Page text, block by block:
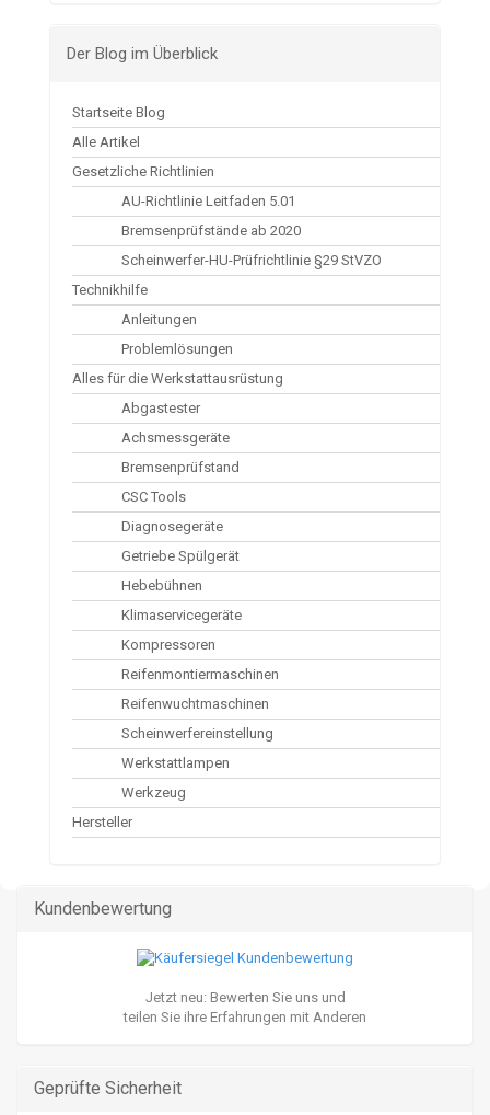
Der Blog im Überblick
Startseite Blog
Alle Artikel
Gesetzliche Richtlinien
AU-Richtlinie Leitfaden 5.01
Bremsenprüfstände ab 2020
Scheinwerfer-HU-Prüfrichtlinie §29 StVZO
Technikhilfe
Anleitungen
Problemlösungen
Alles für die Werkstattausrüstung
Abgastester
Achsmessgeräte
Bremsenprüfstand
CSC Tools
Diagnosegeräte
Getriebe Spülgerät
Hebebühnen
Klimaservicegeräte
Kompressoren
Reifenmontiermaschinen
Reifenwuchtmaschinen
Scheinwerfereinstellung
Werkstattlampen
Werkzeug
Hersteller
Kundenbewertung
Jetzt neu: Bewerten Sie uns und
teilen Sie ihre Erfahrungen mit Anderen
Geprüfte Sicherheit